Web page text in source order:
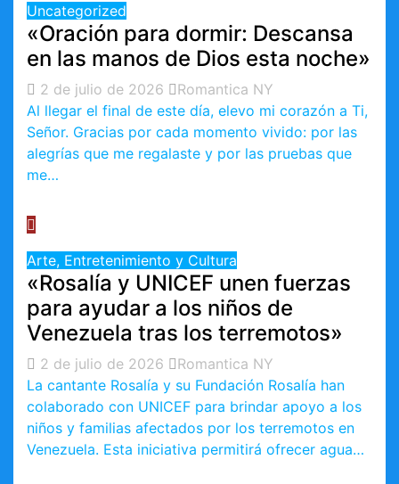
Uncategorized
«Oración para dormir: Descansa
en las manos de Dios esta noche»
2 de julio de 2026
Romantica NY
Al llegar el final de este día, elevo mi corazón a Ti,
Señor. Gracias por cada momento vivido: por las
alegrías que me regalaste y por las pruebas que
me…
Arte, Entretenimiento y Cultura
«Rosalía y UNICEF unen fuerzas
para ayudar a los niños de
Venezuela tras los terremotos»
2 de julio de 2026
Romantica NY
La cantante Rosalía y su Fundación Rosalía han
colaborado con UNICEF para brindar apoyo a los
niños y familias afectados por los terremotos en
Venezuela. Esta iniciativa permitirá ofrecer agua…